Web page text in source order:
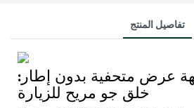
تفاصيل المنتج
عرض متحفية بدون إطار:
خلق جو مريح للزيارة